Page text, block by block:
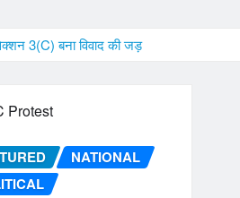
3(C) बना विवाद की जड़
NATIONAL